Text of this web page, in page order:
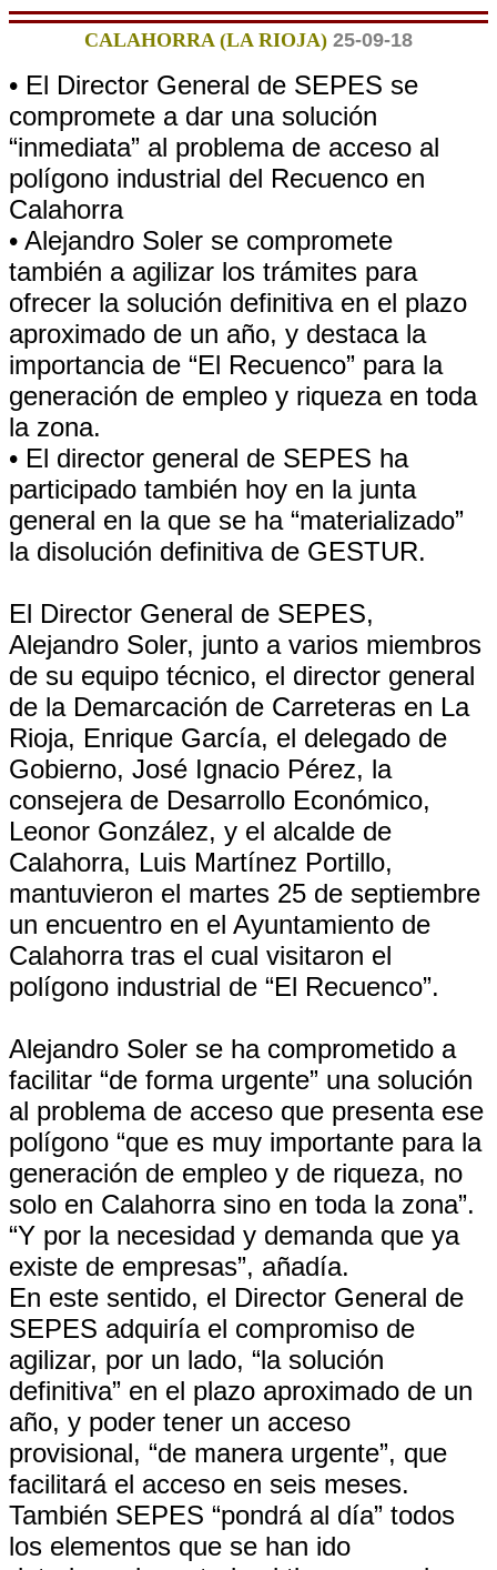
CALAHORRA (LA RIOJA) 25-09-18
• El Director General de SEPES se
compromete a dar una solución
“inmediata” al problema de acceso al
polígono industrial del Recuenco en
Calahorra
• Alejandro Soler se compromete
también a agilizar los trámites para
ofrecer la solución definitiva en el plazo
aproximado de un año, y destaca la
importancia de “El Recuenco” para la
generación de empleo y riqueza en toda
la zona.
• El director general de SEPES ha
participado también hoy en la junta
general en la que se ha “materializado”
la disolución definitiva de GESTUR.
El Director General de SEPES,
Alejandro Soler, junto a varios miembros
de su equipo técnico, el director general
de la Demarcación de Carreteras en La
Rioja, Enrique García, el delegado de
Gobierno, José Ignacio Pérez, la
consejera de Desarrollo Económico,
Leonor González, y el alcalde de
Calahorra, Luis Martínez Portillo,
mantuvieron el martes 25 de septiembre
un encuentro en el Ayuntamiento de
Calahorra tras el cual visitaron el
polígono industrial de “El Recuenco”.
Alejandro Soler se ha comprometido a
facilitar “de forma urgente” una solución
al problema de acceso que presenta ese
polígono “que es muy importante para la
generación de empleo y de riqueza, no
solo en Calahorra sino en toda la zona”.
“Y por la necesidad y demanda que ya
existe de empresas”, añadía.
En este sentido, el Director General de
SEPES adquiría el compromiso de
agilizar, por un lado, “la solución
definitiva” en el plazo aproximado de un
año, y poder tener un acceso
provisional, “de manera urgente”, que
facilitará el acceso en seis meses.
También SEPES “pondrá al día” todos
los elementos que se han ido